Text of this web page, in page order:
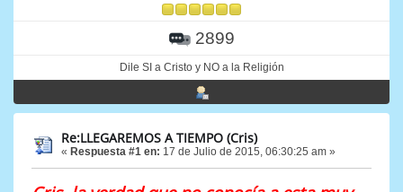
2899
Dile SI a Cristo y NO a la Religión
Re:LLEGAREMOS A TIEMPO (Cris)
« Respuesta #1 en: 17 de Julio de 2015, 06:30:25 am »